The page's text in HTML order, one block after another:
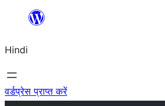
सामग्री
जाएं
Hindi
वर्डप्रेस प्राप्त करें